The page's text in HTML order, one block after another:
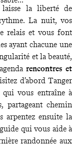
laisse la liberté de
La nuit, vos
relais et vous font
ayant chacune une
et la beauté,
rencontres et
d’abord Tanger
vous entraîne à
partageant chemin
arpentez ensuite la
qui vous aide à
randonnée aux